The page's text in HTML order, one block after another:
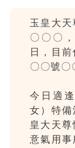
玉皇大天
〇〇〇
日，目
〇〇號〇
今日適
女）特備
皇大天
意氣用